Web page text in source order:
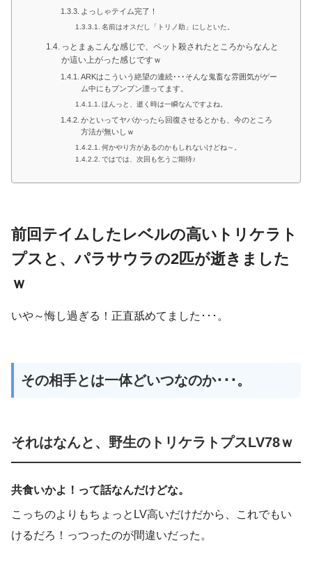
よっしゃテイム完了！
名前はオスだし「トリノ助」にしといた。
っとまぁこんな感じで、ペット殺されたところからなんと
か這い上がった感じですｗ
ARKはこういう絶望の連続･･･そんな鬼畜な雰囲気がゲー
ム中にもプンプン漂ってます。
ほんっと、逝く時は一瞬なんですよね。
かといってヤバかったら回復させるとかも、今のところ
方法が無いしｗ
何かやり方があるのかもしれないけどね～。
ではでは、次回も乞うご期待♪
前回テイムしたレベルの高いトリケラト
プスと、パラサウラの2匹が逝きました
ｗ
いや～悔し過ぎる！正直舐めてました･･･。
その相手とは一体どいつなのか･･･。
それはなんと、野生のトリケラトプスLV78ｗ
共食いかよ！って話なんだけどな。
こっちのよりもちょっとLV高いだけだから、これでもい
けるだろ！っつったのが間違いだった。